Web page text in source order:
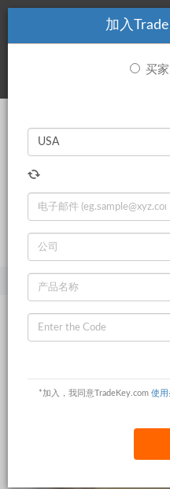
看起來你不是TradeKey.com
百萬的進口商和出口商
加入
买家
*加入，我同意TradeKey.com 使用
产品